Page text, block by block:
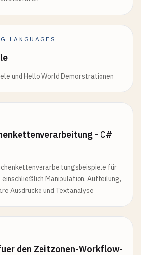
LANGUAGES
und Hello World Demonstrationen
- C#
für
Manipulation, Aufteilung,
Ausdrücke und Textanalyse
den Zeitzonen-Workflow-